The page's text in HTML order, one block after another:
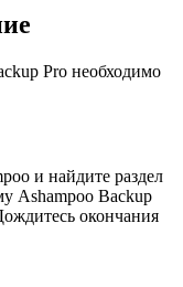
Pro необходимо
и найдите раздел
Ashampoo Backup
окончания